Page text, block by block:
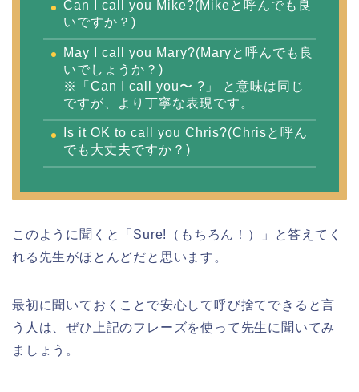
Can I call you Mike?(Mikeと呼んでも良
いですか？)
May I call you Mary?(Maryと呼んでも良
いでしょうか？)
※「Can I call you〜 ?」 と意味は同じ
ですが、より丁寧な表現です。
Is it OK to call you Chris?(Chrisと呼ん
でも大丈夫ですか？)
このように聞くと「Sure!（もちろん！）」と答えてく
れる先生がほとんどだと思います。
最初に聞いておくことで安心して呼び捨てできると言
う人は、ぜひ上記のフレーズを使って先生に聞いてみ
ましょう。